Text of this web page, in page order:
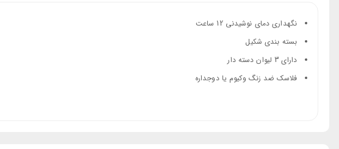
نگهداری دمای نوشیدنی 12 ساعت
بسته بندی شکیل
دارای 3 لیوان دسته دار
فلاسک ضد زنگ وکیوم یا دوجداره